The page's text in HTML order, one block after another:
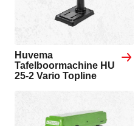
Huvema
Tafelboormachine HU
25-2 Vario Topline